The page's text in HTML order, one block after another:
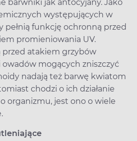
barwniki jak antocyjany. Jako
występujących w
pełnią funkcję ochronną przed
promieniowania UV.
atakiem grzybów
mogących zniszczyć
nadają też barwę kwiatom
chodzi o ich działanie
organizmu, jest ono o wiele